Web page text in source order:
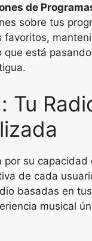
de
sobre tus
favoritos,
que está
Tu
por su capacidad
de cada
basadas en
musical